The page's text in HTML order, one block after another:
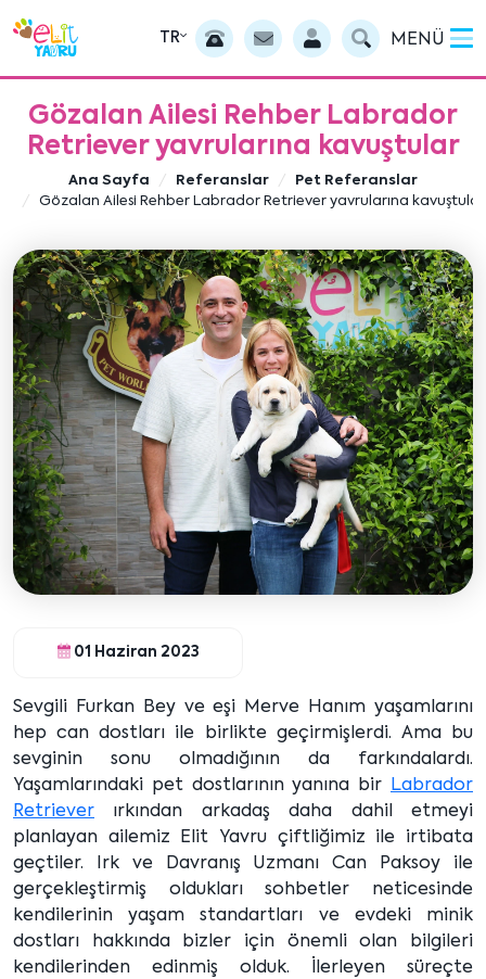
TR MENÜ
Gözalan Ailesi Rehber Labrador
Retriever yavrularına kavuştular
Ana Sayfa Referanslar
Pet Referanslar
Gözalan Ailesi Rehber Labrador Retriever yavrularına kavuştular
01 Haziran 2023
Sevgili Furkan Bey ve eşi Merve Hanım yaşamlarını
hep can dostları ile birlikte geçirmişlerdi. Ama bu
sevginin sonu olmadığının da farkındalardı.
Yaşamlarındaki pet dostlarının yanına bir
Labrador
Retriever ırkından arkadaş daha dahil etmeyi
planlayan ailemiz Elit Yavru çiftliğimiz ile irtibata
geçtiler. Irk ve Davranış Uzmanı Can Paksoy ile
gerçekleştirmiş oldukları sohbetler neticesinde
kendilerinin yaşam standartları ve evdeki minik
dostları hakkında bizler için önemli olan bilgileri
kendilerinden edinmiş olduk. İlerleyen süreçte